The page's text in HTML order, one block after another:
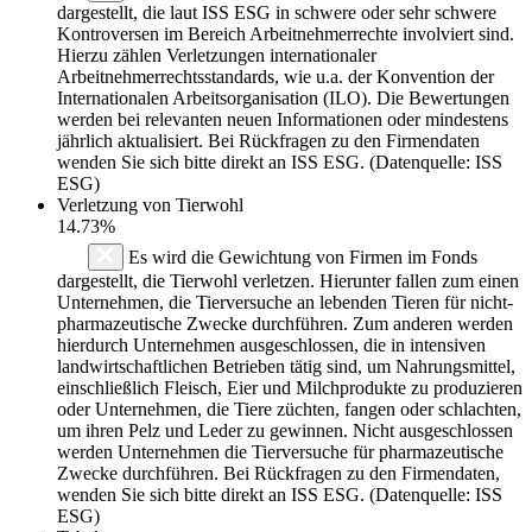
dargestellt, die laut ISS ESG in schwere oder sehr schwere
Kontroversen im Bereich Arbeitnehmerrechte involviert sind.
Hierzu zählen Verletzungen internationaler
Arbeitnehmerrechtsstandards, wie u.a. der Konvention der
Internationalen Arbeitsorganisation (ILO). Die Bewertungen
werden bei relevanten neuen Informationen oder mindestens
jährlich aktualisiert. Bei Rückfragen zu den Firmendaten
wenden Sie sich bitte direkt an ISS ESG. (Datenquelle: ISS
ESG)
Verletzung von Tierwohl
14.73%
Es wird die Gewichtung von Firmen im Fonds
dargestellt, die Tierwohl verletzen. Hierunter fallen zum einen
Unternehmen, die Tierversuche an lebenden Tieren für nicht-
pharmazeutische Zwecke durchführen. Zum anderen werden
hierdurch Unternehmen ausgeschlossen, die in intensiven
landwirtschaftlichen Betrieben tätig sind, um Nahrungsmittel,
einschließlich Fleisch, Eier und Milchprodukte zu produzieren
oder Unternehmen, die Tiere züchten, fangen oder schlachten,
um ihren Pelz und Leder zu gewinnen. Nicht ausgeschlossen
werden Unternehmen die Tierversuche für pharmazeutische
Zwecke durchführen. Bei Rückfragen zu den Firmendaten,
wenden Sie sich bitte direkt an ISS ESG. (Datenquelle: ISS
ESG)